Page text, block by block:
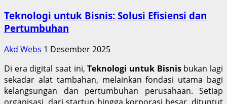
Teknologi untuk Bisnis: Solusi Efisiensi dan
Pertumbuhan
Akd Webs 1 Desember 2025
Di era digital saat ini,Teknologi untuk Bisnisbukan lagi
sekadar alat tambahan, melainkan fondasi utama bagi
kelangsungan dan pertumbuhan perusahaan. Setiap